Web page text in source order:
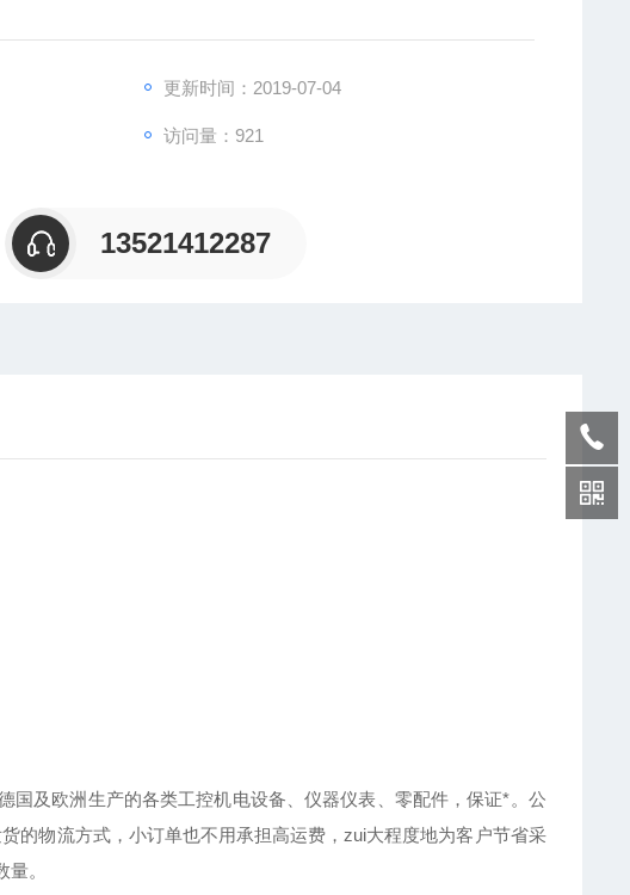
部
更新时间：2019-07-04
访问量：921
13521412287
及欧洲生产的各类工控机电设备、仪器仪表、零配件，保证*。公
的物流方式，小订单也不用承担高运费，zui大程度地为客户节省采
。